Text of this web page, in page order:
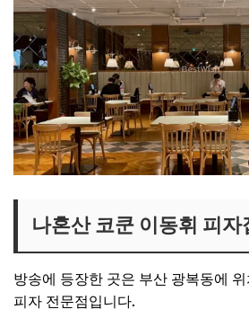
나혼산 코쿤 이동휘 피자
방송에 등장한 곳은 부산 광복동에
피자 전문점입니다.